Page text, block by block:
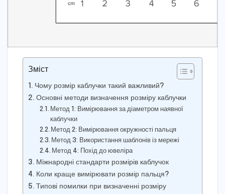
Зміст
Чому розмір каблучки такий важливий?
Основні методи визначення розміру каблучки
Метод 1: Вимірювання за діаметром наявної
каблучки
Метод 2: Вимірювання окружності пальця
Метод 3: Використання шаблонів із мережі
Метод 4: Похід до ювеліра
Міжнародні стандарти розмірів каблучок
Коли краще вимірювати розмір пальця?
Типові помилки при визначенні розміру